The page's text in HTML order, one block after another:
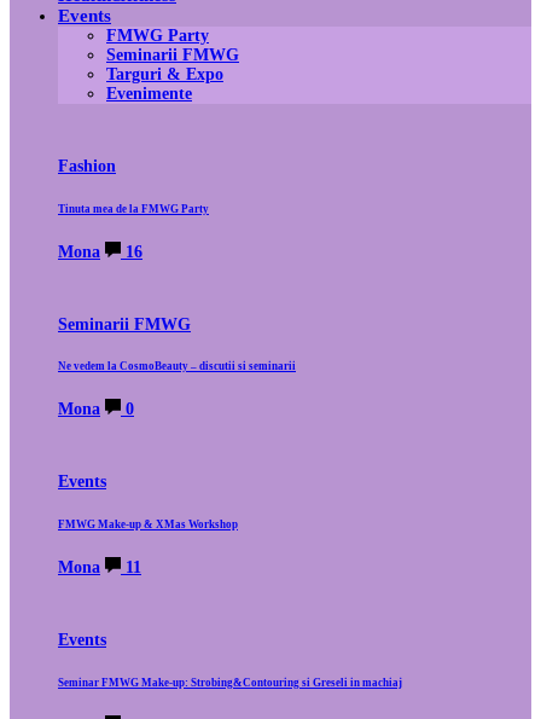
Events
FMWG Party
Seminarii FMWG
Targuri & Expo
Evenimente
Fashion
Tinuta mea de la FMWG Party
Mona 16
Seminarii FMWG
Ne vedem la CosmoBeauty – discutii si seminarii
Mona 0
Events
FMWG Make-up & XMas Workshop
Mona 11
Events
Seminar FMWG Make-up: Strobing&Contouring si Greseli in machiaj